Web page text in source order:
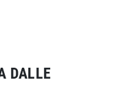
DALLE